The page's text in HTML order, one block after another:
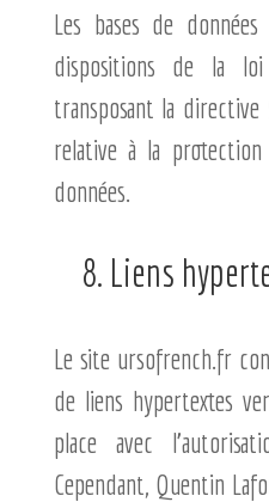
Les bases de
dispositions de la
transposant la
relative à la
données.
8. Liens
Le site ursofrench.fr
de liens hypertextes
place avec
Cependant, Quentin